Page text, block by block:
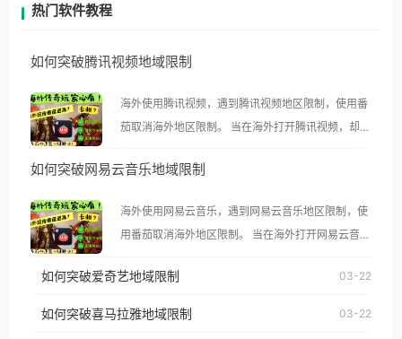
热门软件教程
如何突破腾讯视频地域限制
海外使用腾讯视频，遇到腾讯视频地区限制，使用番
茄取消海外地区限制。 当在海外打开腾讯视频，却突
示语。 海外用户如香港、澳门、台湾、美国、加拿
像其他音乐平台一样，出现地区及版权限制问题，且
仅能在中国大陆地区播放。 遇到这个问题的朋友们，
使用番茄回国加速器，即可解决「海外用户收听腾讯
台湾、美国、加拿大、澳大利亚、欧洲等国家和地区
如何突破网易云音乐地域限制
海外使用网易云音乐，遇到网易云音乐地区限制，使
用番茄取消海外地区限制。 当在海外打开网易云音
播放”的提示语。 海外用户如香港、澳门、台湾、美
国、加拿大、澳大利亚、欧洲等国家和地区时，网易
如何突破爱奇艺地域限制 03-22
如何突破喜马拉雅地域限制 03-22